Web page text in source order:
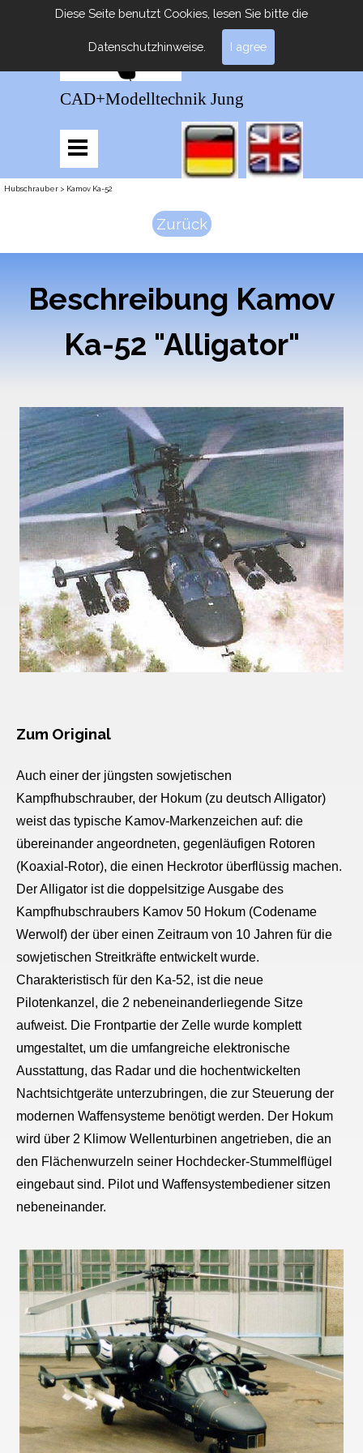
Diese Seite benutzt Cookies, lesen Sie bitte die
Datenschutzhinweise. I agree
CAD+Modelltechnik Jung
Hubschrauber > Kamov Ka-52
Zurück
Beschreibung Kamov
Ka-52 "Alligator"
Zum Original
Auch einer der jüngsten sowjetischen
Kampfhubschrauber, der Hokum (zu deutsch Alligator)
weist das typische Kamov-Markenzeichen auf: die
übereinander angeordneten, gegenläufigen Rotoren
(Koaxial-Rotor), die einen Heckrotor überflüssig machen.
Der Alligator ist die doppelsitzige Ausgabe des
Kampfhubschraubers Kamov 50 Hokum (Codename
Werwolf) der über einen Zeitraum von 10 Jahren für die
sowjetischen Streitkräfte entwickelt wurde.
Charakteristisch für den Ka-52, ist die neue
Pilotenkanzel, die 2 nebeneinanderliegende Sitze
aufweist. Die Frontpartie der Zelle wurde komplett
umgestaltet, um die umfangreiche elektronische
Ausstattung, das Radar und die hochentwickelten
Nachtsichtgeräte unterzubringen, die zur Steuerung der
modernen Waffensysteme benötigt werden. Der Hokum
wird über 2 Klimow Wellenturbinen angetrieben, die an
den Flächenwurzeln seiner Hochdecker-Stummelflügel
eingebaut sind. Pilot und Waffensystembediener sitzen
nebeneinander.